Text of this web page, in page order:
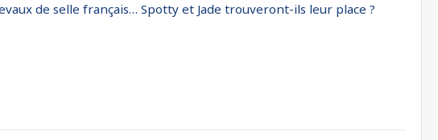
de selle français… Spotty et Jade trouveront-ils leur place ?